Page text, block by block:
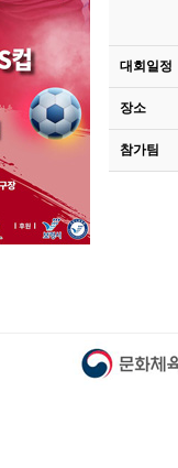
대회일정
장소
참가팀